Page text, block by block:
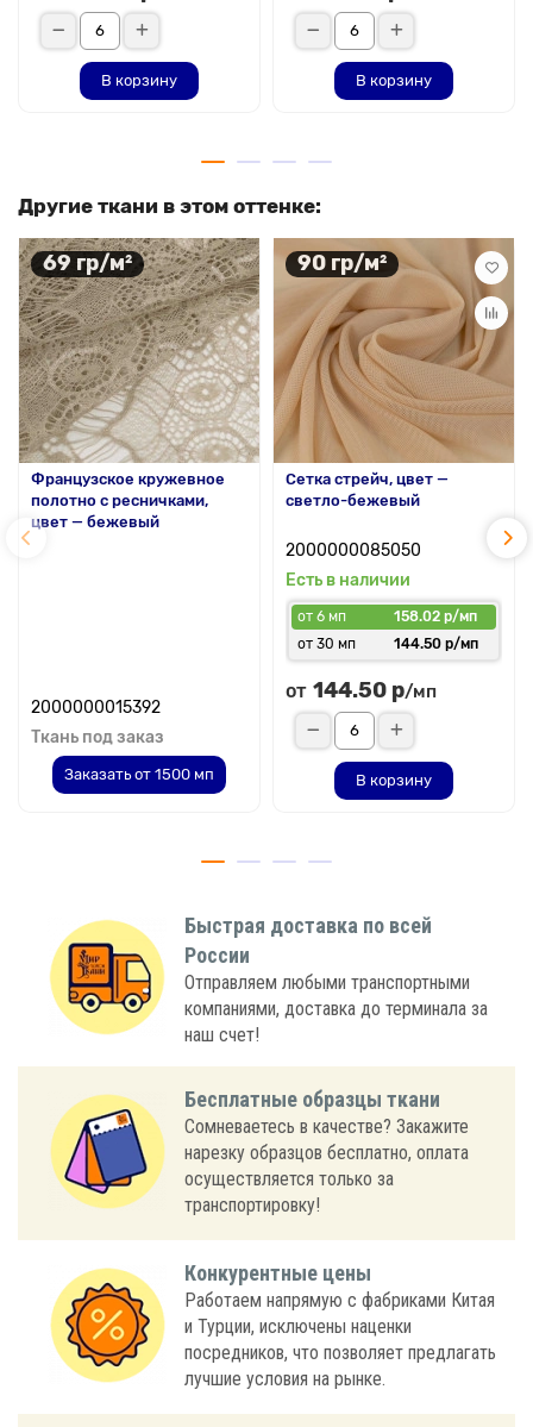
В корзину В корзину
Другие ткани в этом оттенке:
69 гр/м²
Французское кружевное
полотно с ресничками,
цвет — бежевый
2000000015392
Ткань под заказ
Заказать от 1500 мп
90 гр/м²
Сетка стрейч, цвет —
светло-бежевый
2000000085050
Есть в наличии
от 6 мп
158.02 р/мп
от 30 мп
144.50 р/мп
от 144.50 р/мп
В корзину
Быстрая доставка по всей
России
Отправляем любыми транспортными
компаниями, доставка до терминала за
наш счет!
Бесплатные образцы ткани
Сомневаетесь в качестве? Закажите
нарезку образцов бесплатно, оплата
осуществляется только за
транспортировку!
Конкурентные цены
Работаем напрямую с фабриками Китая
и Турции, исключены наценки
посредников, что позволяет предлагать
лучшие условия на рынке.